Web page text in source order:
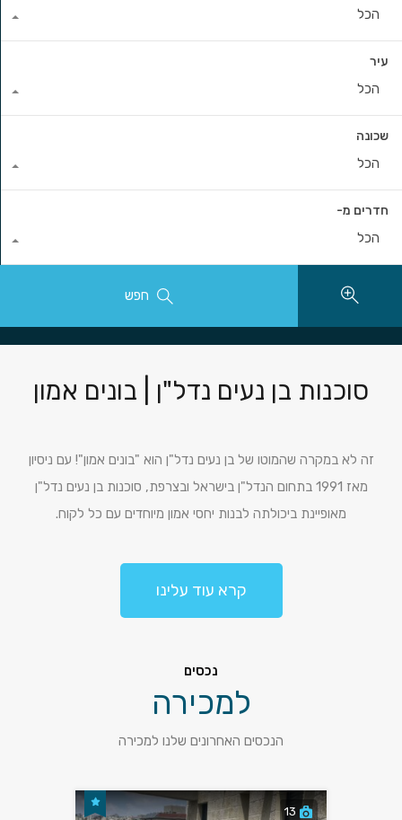
הכל
עיר
הכל
שכונה
הכל
חדרים מ-
הכל
חפש
סוכנות בן נעים נדל"ן | בונים אמון
זה לא במקרה שהמוטו של בן נעים נדל"ן הוא "בונים אמון"! עם ניסיון
מאז 1991 בתחום הנדל"ן בישראל ובצרפת, סוכנות בן נעים נדל"ן
מאופיינת ביכולתה לבנות יחסי אמון מיוחדים עם כל לקוח.
קרא עוד עלינו
נכסים
למכירה
הנכסים האחרונים שלנו למכירה
13